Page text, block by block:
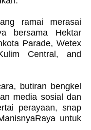
ramai merasai
bersama Hektar
Parade, Wetex
Central, and
butiran bengkel
media sosial dan
perayaan, snap
untuk